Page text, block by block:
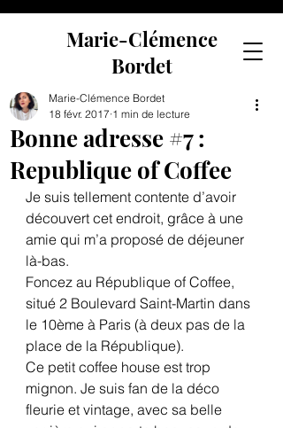
Marie-Clémence
Bordet
Bonne adresse #7 :
Republique of Coffee
Marie-Clémence Bordet
18 févr. 2017 1 min de lecture
Je suis tellement contente d’avoir
découvert cet endroit, grâce à une
amie qui m’a proposé de déjeuner
là-bas.
Foncez au République of Coffee,
situé 2 Boulevard Saint-Martin dans
le 10ème à Paris (à deux pas de la
place de la République).
Ce petit coffee house est trop
mignon. Je suis fan de la déco
fleurie et vintage, avec sa belle